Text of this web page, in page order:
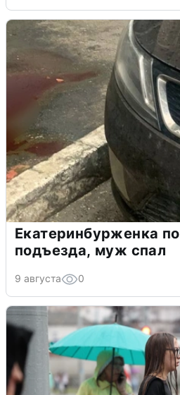
Екатеринбурженка
подъезда, муж спал
9 августа 0